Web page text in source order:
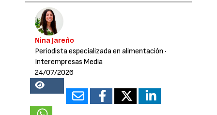
Nina Jareño
Periodista especializada en alimentación ·
Interempresas Media
24/07/2026
19825